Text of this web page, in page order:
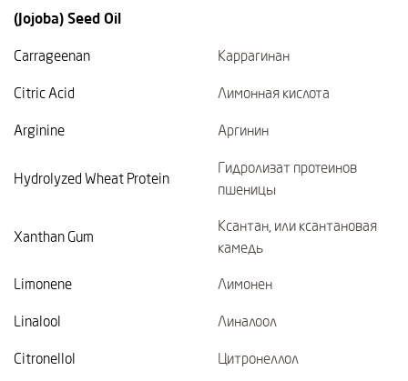
(Jojoba) Seed Oil
Carrageenan Каррагинан
Citric Acid Лимонная кислота
Arginine Аргинин
Hydrolyzed Wheat Protein
Гидролизат протеинов
пшеницы
Xanthan Gum
Ксантан, или ксантановая
камедь
Limonene
Лимонен
Linalool Линалоол
Citronellol Цитронеллол